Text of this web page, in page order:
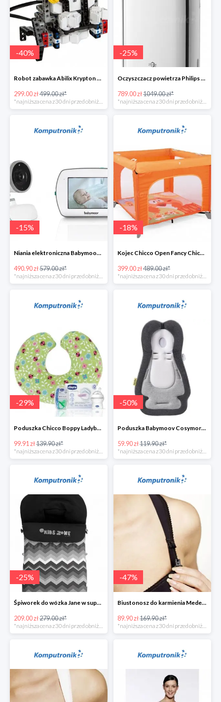
-40%
Robot zabawka Abilix Krypton 0 w super cenie
299.00 zł499.00 zł*
-25%
Oczyszczacz powietrza Philips AC1217/10
789.00 zł1049.00 zł*
-15%
Niania elektroniczna Babymoov Yoo-Feel w super cenie
490.90 zł579.00 zł*
*najniższa cena z 30 dni przed obniżką
-18%
Kojec Chicco Open Fancy Chicken w super cenie
399.00 zł489.00 zł*
*najniższa cena z 30 dni przed obniżką
-29%
Poduszka Chicco Boppy Ladybug Lane+wyprawkaw super cenie
99.91 zł139.90 zł*
-50%
Poduszka Babymoov Cosymorpho w super cenie
59.90 zł119.90 zł*
-25%
Śpiworek do wózka Jane w super cenie
209.00 zł279.00 zł*
*najniższa cena z 30 dni przed obniżką
-47%
Biustonosz do karmienia Medela CINDY w super cenie
89.90 zł169.90 zł*
*najniższa cena z 30 dni przed obniżką